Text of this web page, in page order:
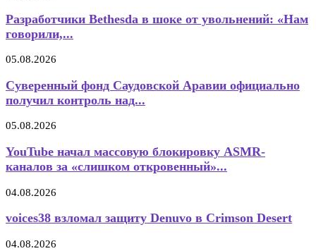
Разработчики Bethesda в шоке от увольнений: «Нам
говорили,...
05.08.2026
Суверенный фонд Саудовской Аравии официально
получил контроль над...
05.08.2026
YouTube начал массовую блокировку ASMR-
каналов за «слишком откровенный»...
04.08.2026
voices38 взломал защиту Denuvo в Crimson Desert
04.08.2026